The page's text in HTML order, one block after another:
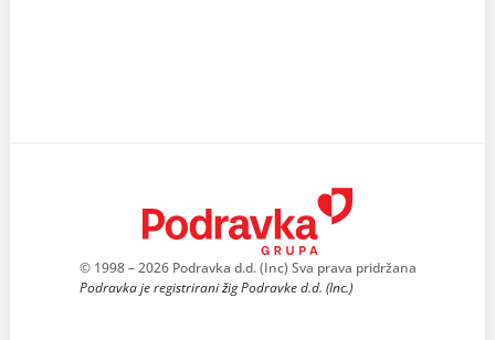
© 1998 – 2026 Podravka d.d. (Inc) Sva prava pridržana
Podravka je registrirani žig Podravke d.d. (Inc.)